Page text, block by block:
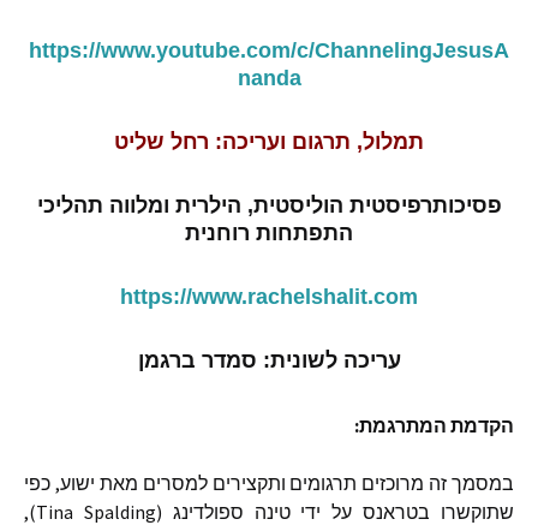
https://www.youtube.com/c/ChannelingJesusA
nanda
תמלול, תרגום ועריכה: רחל שליט
פסיכותרפיסטית הוליסטית, הילרית ומלווה תהליכי
התפתחות רוחנית
https://www.rachelshalit.com
עריכה לשונית: סמדר ברגמן
הקדמת המתרגמת:
במסמך זה מרוכזים תרגומים ותקצירים למסרים מאת ישוע, כפי
שתוקשרו בטראנס על ידי טינה ספולדינג (Tina Spalding),